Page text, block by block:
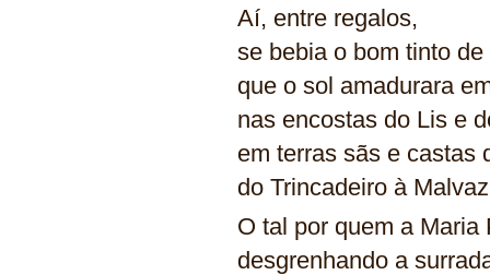
Aí, entre regalos,
se bebia o bom tinto
que o sol amadurara
nas encostas do Lis e
em terras sãs e castas
do Trincadeiro à
O tal por quem a Maria
desgrenhando a